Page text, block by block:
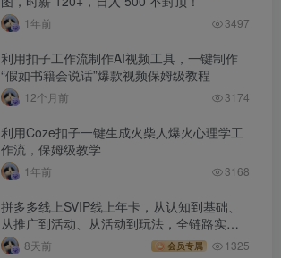
1年前 3497
利用扣子工作流制作AI视频工具，一键制作
“假如书籍会说话”爆款视频保姆级教程
12个月前 3174
利用Coze扣子一键生成火柴人爆火心理学工
作流，保姆级教学
1年前 3168
拼多多线上SVIP线上年卡，从认知到基础、
从推广到活动、从活动到玩法，全链路实战
(260730)
8天前 会员专属 1325